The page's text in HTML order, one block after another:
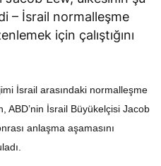
– İsrail normalleşme
için çalıştığını
İsrail arasındaki normalleşme
ABD’nin İsrail Büyükelçisi Jacob
anlaşma aşamasını